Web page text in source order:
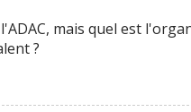
mais quel est
?